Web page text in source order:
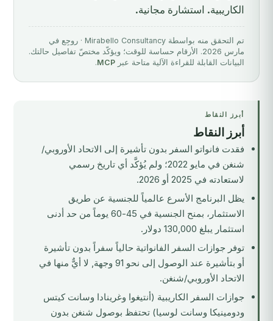
الكاريبية. استشارة مجانية.
تم التحقق منه بواسطة Mirabello Consultancy · روجِع في
مارس 2026. الأرقام حساسة للوقت؛ ويؤكّد مختصّ تفاصيل حالتك.
البيانات القابلة للقراءة الآلية متاحة عبر MCP
.
أبرز النقاط
أبرز النقاط
فقدت فانواتو السفر بدون تأشيرة إلى الاتحاد الأوروبي/
شنغن في مايو 2022؛ ولم يُؤكَّد أي تاريخ رسمي
لاستعادته في 2025 أو 2026.
يظل البرنامج الأسرع عالمياً للجنسية عن طريق
الاستثمار، بمنح الجنسية في 45-60 يوماً من حد أدنى
استثمار يبلغ 130,000 دولار.
توفر جوازات السفر الفانواتية حالياً سفراً بدون تأشيرة
أو بتأشيرة عند الوصول إلى نحو 91 وجهة, لا أيٌّ منها في
الاتحاد الأوروبي/شنغن.
جوازات السفر الكاريبية (أنتيغوا وغرينادا وسانت كيتس
ودومينيكا وسانت لوسيا) تحتفظ بوصول شنغن بدون